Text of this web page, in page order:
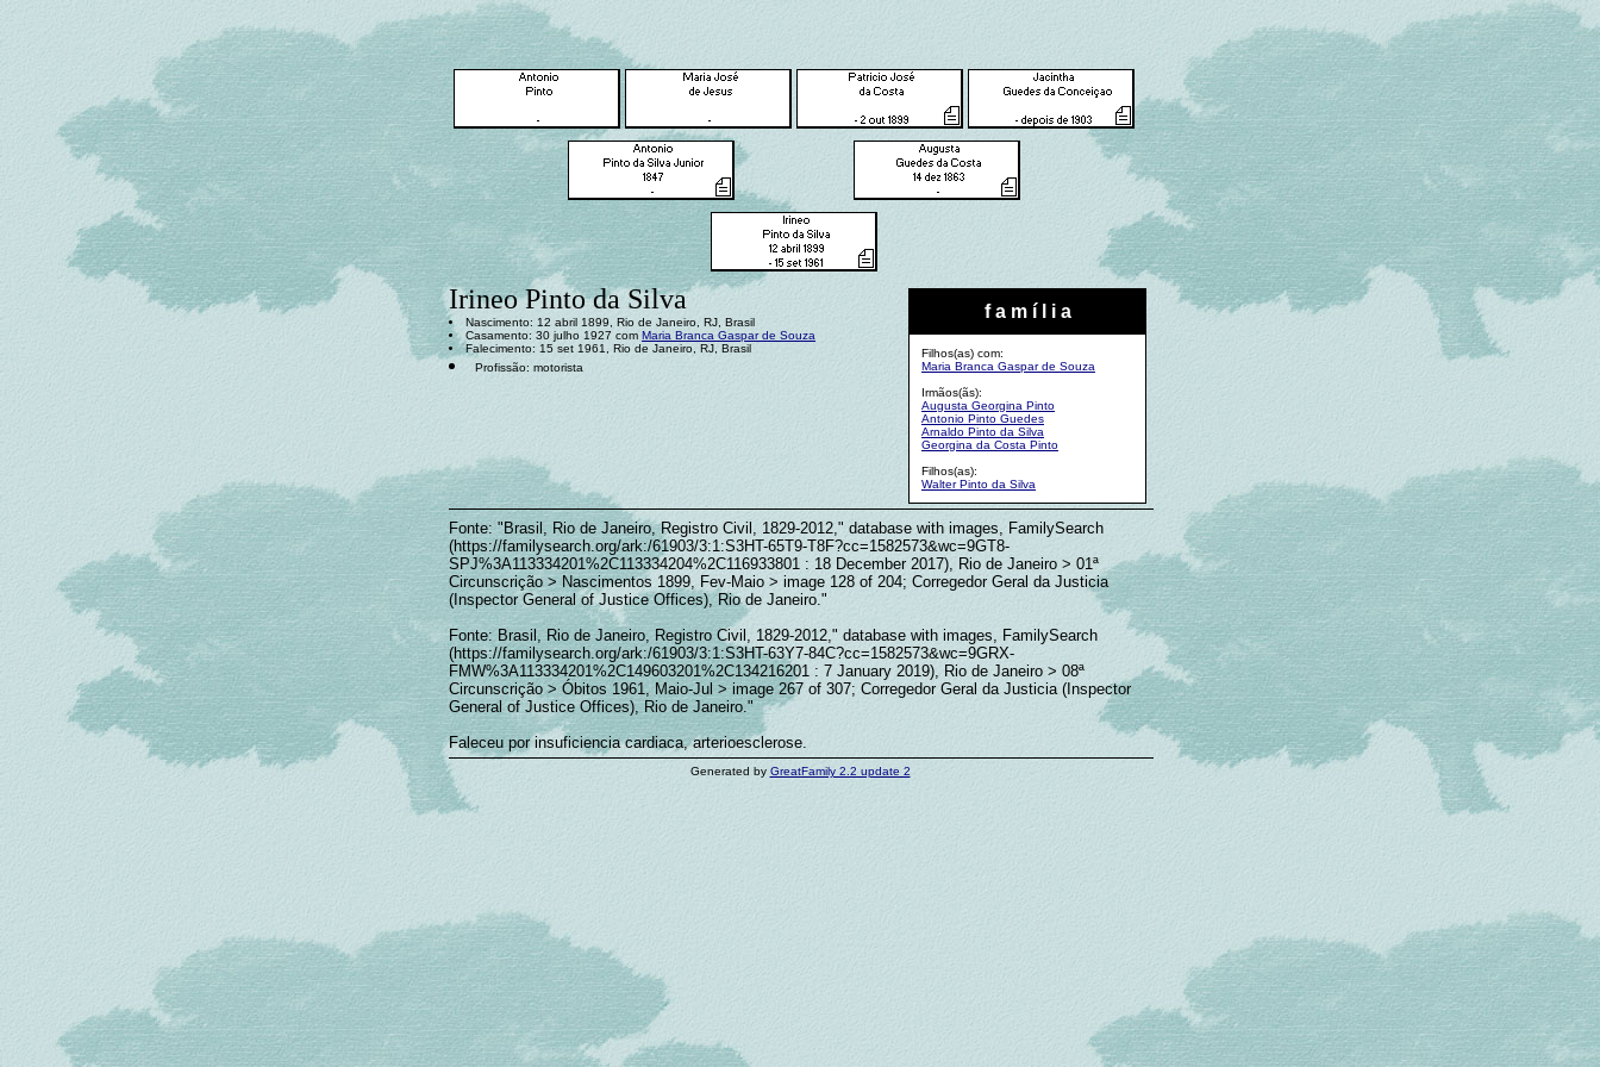
f a m í l i a
Filhos(as) com:
Maria Branca Gaspar de Souza
Irmãos(ãs):
Augusta Georgina Pinto
Antonio Pinto Guedes
Arnaldo Pinto da Silva
Georgina da Costa Pinto
Filhos(as):
Walter Pinto da Silva
Irineo Pinto da Silva
Nascimento: 12 abril 1899, Rio de Janeiro, RJ, Brasil
Casamento: 30 julho 1927 com Maria Branca Gaspar de Souza
Falecimento: 15 set 1961, Rio de Janeiro, RJ, Brasil
Profissão: motorista
Fonte: "Brasil, Rio de Janeiro, Registro Civil, 1829-2012," database with images, FamilySearch
(https://familysearch.org/ark:/61903/3:1:S3HT-65T9-T8F?cc=1582573&wc=9GT8-
SPJ%3A113334201%2C113334204%2C116933801 : 18 December 2017), Rio de Janeiro > 01ª
Circunscrição > Nascimentos 1899, Fev-Maio > image 128 of 204; Corregedor Geral da Justicia
(Inspector General of Justice Offices), Rio de Janeiro."
Fonte: Brasil, Rio de Janeiro, Registro Civil, 1829-2012," database with images, FamilySearch
(https://familysearch.org/ark:/61903/3:1:S3HT-63Y7-84C?cc=1582573&wc=9GRX-
FMW%3A113334201%2C149603201%2C134216201 : 7 January 2019), Rio de Janeiro > 08ª
Circunscrição > Óbitos 1961, Maio-Jul > image 267 of 307; Corregedor Geral da Justicia (Inspector
General of Justice Offices), Rio de Janeiro."
Faleceu por insuficiencia cardiaca, arterioesclerose.
Generated by GreatFamily 2.2 update 2